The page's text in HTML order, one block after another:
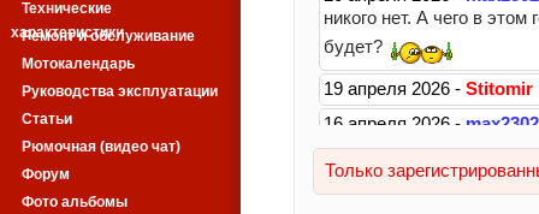
Технические
характеристики
Ремонт и обслуживание
Мотокалендарь
Руководства эксплуатации
Статьи
Рюмочная (видео чат)
Форум
Фото альбомы